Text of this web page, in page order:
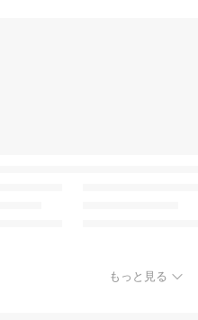
もっと見る